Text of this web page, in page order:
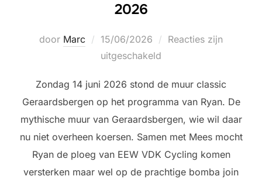
2026
door Marc
Geplaatst
op
15/06/2026
Reacties zijn
uitgeschakeld
Zondag 14 juni 2026 stond de muur classic
Geraardsbergen op het programma van Ryan. De
mythische muur van Geraardsbergen, wie wil daar
nu niet overheen koersen. Samen met Mees mocht
Ryan de ploeg van EEW VDK Cycling komen
versterken maar wel op de prachtige bomba join